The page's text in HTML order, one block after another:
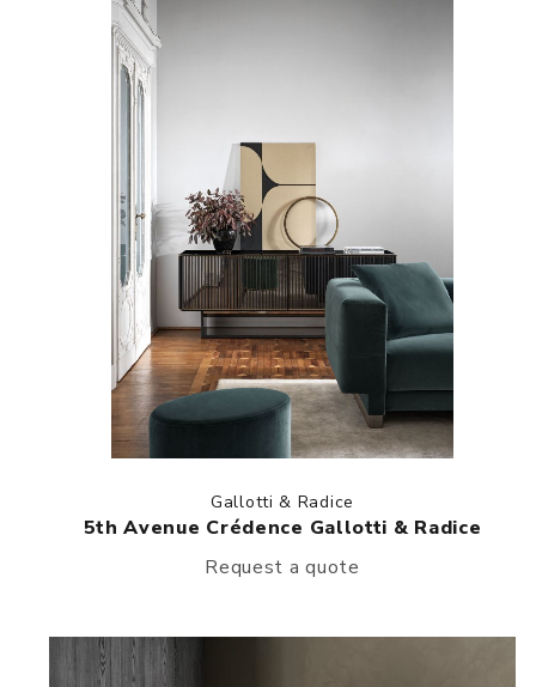
Gallotti & Radice
5th Avenue Crédence Gallotti & Radice
Request a quote